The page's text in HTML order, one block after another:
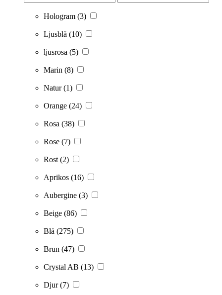
Hologram (3)
Ljusblå (10)
ljusrosa (5)
Marin (8)
Natur(1)
Orange (24)
Rosa (38)
Rose (7)
Rost (2)
Aprikos (16)
Aubergine (3)
Beige (86)
Blå (275)
Brun (47)
Crystal AB (13)
Djur(7)